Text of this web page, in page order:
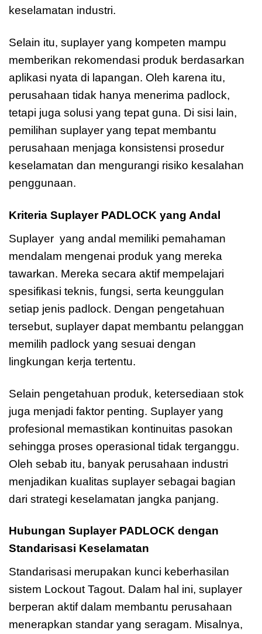
keselamatan industri.
Selain itu, suplayer yang kompeten mampu
memberikan rekomendasi produk berdasarkan
aplikasi nyata di lapangan. Oleh karena itu,
perusahaan tidak hanya menerima padlock,
tetapi juga solusi yang tepat guna. Di sisi lain,
pemilihan suplayer yang tepat membantu
perusahaan menjaga konsistensi prosedur
keselamatan dan mengurangi risiko kesalahan
penggunaan.
Kriteria Suplayer PADLOCK yang Andal
Suplayer yang andal memiliki pemahaman
mendalam mengenai produk yang mereka
tawarkan. Mereka secara aktif mempelajari
spesifikasi teknis, fungsi, serta keunggulan
setiap jenis padlock. Dengan pengetahuan
tersebut, suplayer dapat membantu pelanggan
memilih padlock yang sesuai dengan
lingkungan kerja tertentu.
Selain pengetahuan produk, ketersediaan stok
juga menjadi faktor penting. Suplayer yang
profesional memastikan kontinuitas pasokan
sehingga proses operasional tidak terganggu.
Oleh sebab itu, banyak perusahaan industri
menjadikan kualitas suplayer sebagai bagian
dari strategi keselamatan jangka panjang.
Hubungan Suplayer PADLOCK dengan
Standarisasi Keselamatan
Standarisasi merupakan kunci keberhasilan
sistem Lockout Tagout. Dalam hal ini, suplayer
berperan aktif dalam membantu perusahaan
menerapkan standar yang seragam. Misalnya,